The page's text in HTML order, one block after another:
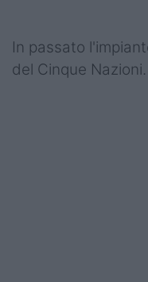
Shop
In passato
del Cinque Nazioni.